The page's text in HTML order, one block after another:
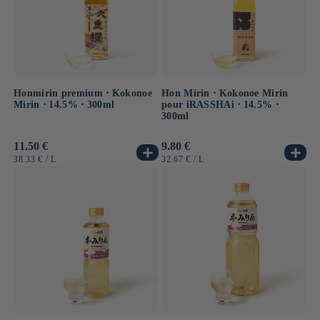
Honmirin premium ⋅ Kokonoe
Mirin ⋅ 14.5% ⋅ 300ml
Prix
habituel
11.50 €
PRIX
38.33 € / PAR
L
Hon Mirin ⋅ Kokonoe Mirin
pour iRASSHAi ⋅ 14.5% ⋅
300ml
Prix
habituel
9.80 €
PRIX
32.67 € / PAR
L